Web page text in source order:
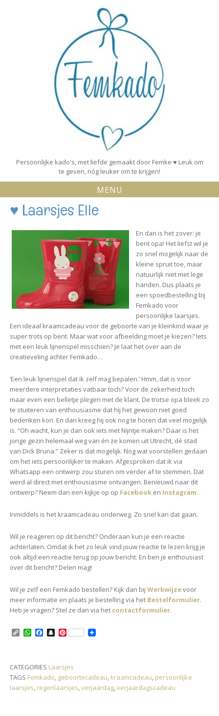
Persoonlijke kado's, met liefde gemaakt door Femke ♥ Leuk om
te geven, nóg leuker om te krijgen!
MENU
♥ Laarsjes Elle
En dan is het zover: je
bent opa! Het liefst wil je
zo snel mogelijk naar de
kleine spruit toe, maar
natuurlijk niet met lege
handen. Dus plaats je
een spoedbestelling bij
Femkado voor
persoonlijke laarsjes.
Een ideaal kraamcadeau voor de geboorte van je kleinkind waar je
super trots op bent. Maar wat voor afbeelding moet je kiezen? Iets
met een leuk lijnenspel misschien? Je laat het over aan de
creatieveling achter Femkado…
‘Een leuk lijnenspel dat ik zelf mag bepalen.’ Hmm, dat is voor
meerdere interpretaties vatbaar toch? Voor de zekerheid toch
maar even een belletje plegen met de klant. De trotse opa bleek zo
te stuiteren van enthousiasme dat hij het gewoon niet goed
bedenken kon. En dan kreeg hij ook nog te horen dat veel mogelijk
is. “Oh wacht, kun je dan ook iets met Nijntje maken? Daar is het
jonge gezin helemaal weg van én ze komen uit Utrecht, dé stad
van Dick Bruna.” Zeker is dat mogelijk. Nog wat voorstellen gedaan
om het iets persoonlijker te maken. Afgesproken dat ik via
Whatsapp een ontwerp zou sturen om verder af te stemmen. Dat
werd al direct met enthousiasme ontvangen. Benieuwd naar dit
ontwerp? Neem dan een kijkje op op Facebook en Instagram.
Inmiddels is het kraamcadeau onderweg. Zo snel kan dat gaan.
Wil je reageren op dit bericht? Onderaan kun je een reactie
achterlaten. Omdat ik het zo leuk vind jouw reactie te lezen krijg je
ook altijd een reactie terug op jouw bericht. En ben je enthousiast
over dit bericht? Delen mag!
Wil je zelf een Femkado bestellen? Kijk dan bij Werkwijzevoor
meer informatie en plaats je bestelling via het Bestelformulier.
Heb je vragen? Stel ze dan via het contactformulier.
C
L
i
n
k
W
s
A
p
p
b
o
o
k
S
c
h
a
t
P
e
r
e
s
CATEGORIES Laarsjes
TAGS Femkado, geboortecadeau, kraamcadeau, persoonlijke
laarsjes, regenlaarsjes,verjaardag,verjaardagscadeau